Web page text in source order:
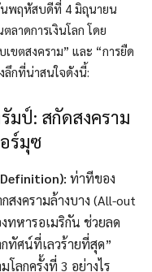
นพฤหัสบดีที่ 4 มิถุนายน
าดการเงินโลก โดย
ขตสงคราม” และ “การยืด
ลึกที่น่าสนใจดังนี้:
มป์: สกัดสงคราม
ร์มุซ
ท่าทีของ
สงครามล้างบาง (All-out
ทหารอเมริกัน ช่วยลด
ทัศน์ที่เลวร้ายที่สุด”
โลกครั้งที่ 3 อย่างไร